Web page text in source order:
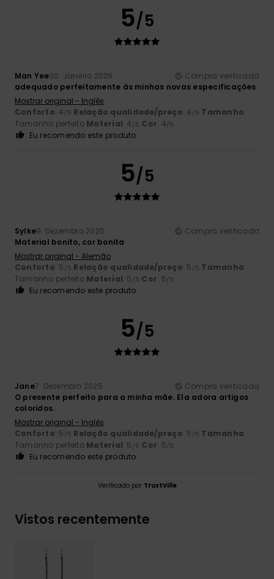
5/5
Man Yee30. Janeiro 2026
Compra verificada
adequado perfeitamente às minhas novas especificações
Mostrar original - Inglês
Conforto: 4 /5 Relação qualidade/preço: 4 /5 Tamanho:
Tamanho perfeito Material: 4 /5 Cor: 4/5
Eu recomendo este produto
5/5
Sylke9. Dezembro 2025
Compra verificada
Material bonito, cor bonita
Mostrar original - Alemão
Conforto: 5 /5 Relação qualidade/preço: 5 /5 Tamanho:
Tamanho perfeito Material: 5 /5 Cor: 5/5
Eu recomendo este produto
5/5
Jane7. Dezembro 2025
Compra verificada
O presente perfeito para a minha mãe. Ela adora artigos
coloridos.
Mostrar original - Inglês
Conforto: 5 /5 Relação qualidade/preço: 5 /5 Tamanho:
Tamanho perfeito Material: 5 /5 Cor: 5/5
Eu recomendo este produto
Verificado por TrustVille
Vistos recentemente